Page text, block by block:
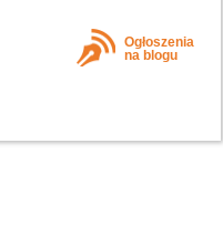
Ogłoszenia
na blogu